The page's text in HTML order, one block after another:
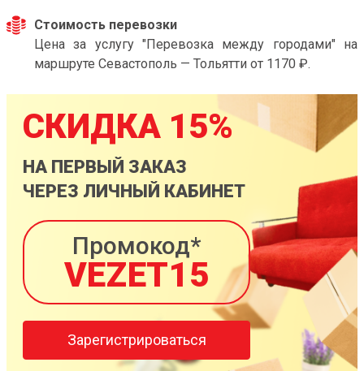
Стоимость перевозки
Цена за услугу "Перевозка между городами" на
маршруте Севастополь — Тольятти от 1170 ₽.
СКИДКА 15%
НА ПЕРВЫЙ ЗАКАЗ
ЧЕРЕЗ ЛИЧНЫЙ КАБИНЕТ
Промокод*
VEZET15
Зарегистрироваться